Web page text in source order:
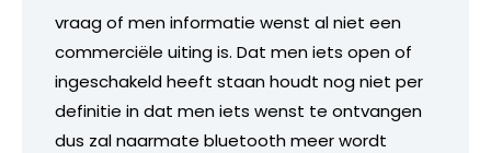
vraag of men informatie wenst al niet een
commerciële uiting is. Dat men iets open of
ingeschakeld heeft staan houdt nog niet per
definitie in dat men iets wenst te ontvangen
dus zal naarmate bluetooth meer wordt